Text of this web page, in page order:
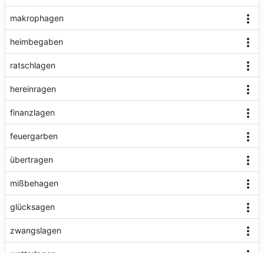
makrophagen
heimbegaben
ratschlagen
hereinragen
finanzlagen
feuergarben
übertragen
mißbehagen
glücksagen
zwangslagen